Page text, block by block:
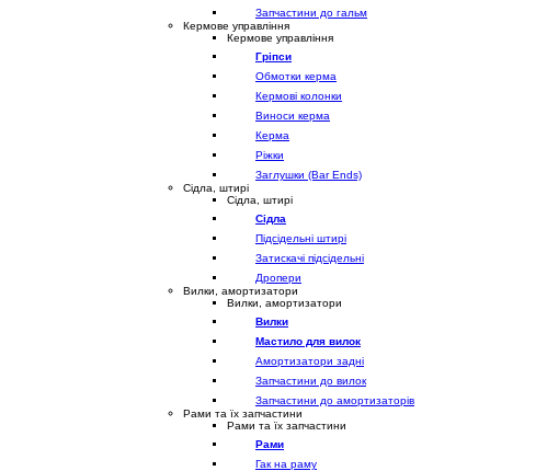
Запчастини до гальм
Кермове управління
Кермове управління
Гріпси
Обмотки керма
Кермові колонки
Виноси керма
Керма
Ріжки
Заглушки (Bar Ends)
Сідла, штирі
Сідла, штирі
Сідла
Підсідельні штирі
Затискачі підсідельні
Дропери
Вилки, амортизатори
Вилки, амортизатори
Вилки
Мастило для вилок
Амортизатори задні
Запчастини до вилок
Запчастини до амортизаторів
Рами та їх запчастини
Рами та їх запчастини
Рами
Гак на раму